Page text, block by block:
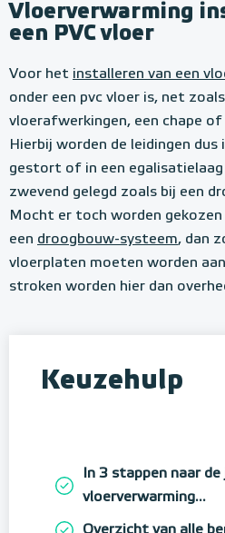
Vloerverwarming
een PVC vloer
Voor het installeren van een
onder een pvc vloer is, net
vloerafwerkingen, een chape
Hierbij worden de leidingen dus
gestort of in een
zwevend gelegd zoals bij een
Mocht er toch worden gekozen
een droogbouw-systeem, dan
vloerplaten moeten worden
stroken worden hier dan
Keuzehulp
In 3 stappen naar
vloerverwarming...